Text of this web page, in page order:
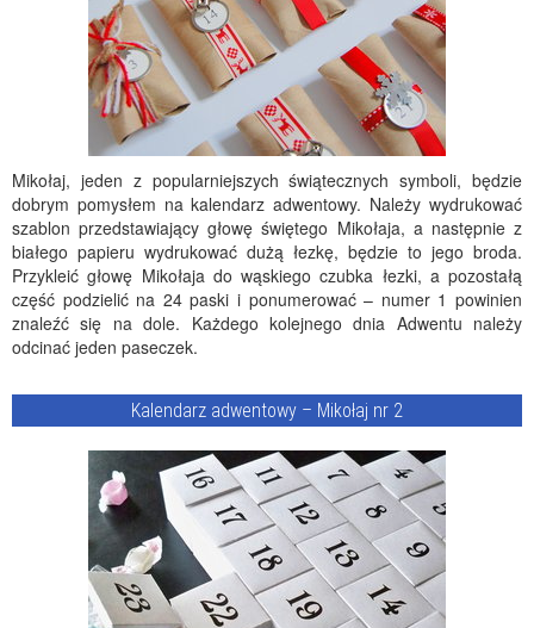
Mikołaj, jeden z popularniejszych świątecznych symboli, będzie
dobrym pomysłem na kalendarz adwentowy. Należy wydrukować
szablon przedstawiający głowę świętego Mikołaja, a następnie z
białego papieru wydrukować dużą łezkę, będzie to jego broda.
Przykleić głowę Mikołaja do wąskiego czubka łezki, a pozostałą
część podzielić na 24 paski i ponumerować – numer 1 powinien
znaleźć się na dole. Każdego kolejnego dnia Adwentu należy
odcinać jeden paseczek.
Kalendarz adwentowy – Mikołaj nr 2